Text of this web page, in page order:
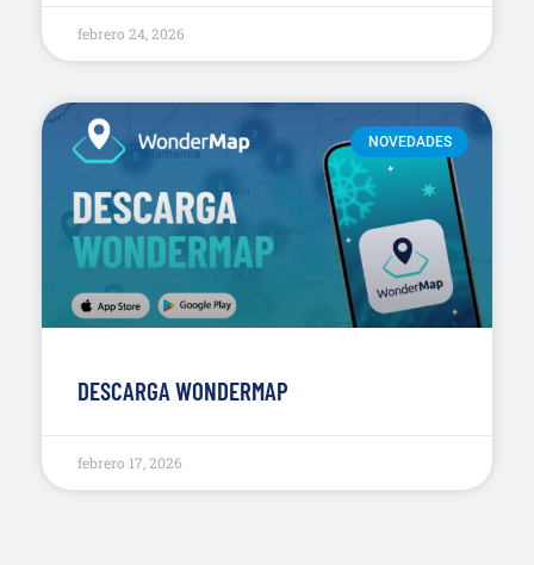
febrero 24, 2026
NOVEDADES
DESCARGA WONDERMAP
febrero 17, 2026